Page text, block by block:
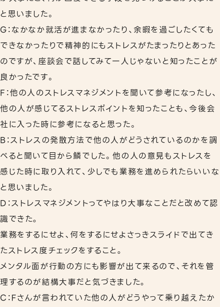
と思いました。
G：なかなか就活が進まなかったり、余暇を過ごしたくても
できなかったりで精神的にもストレスがたまったりとあった
のですが、座談会で話してみて一人じゃないと知ったことが
良かったです。
F：他の人のストレスマネジメントを聞いて参考になったし、
他の人が感じてるストレスポイントを知ったことも、今後会
社に入った時に参考になると思った。
B：ストレスの発散方法で他の人がどうされているのかを調
べると聞いて目から鱗でした。他の人の意見もストレスを
感じた時に取り入れて、少しでも業務を進められたらいいな
と思いました。
D：ストレスマネジメントってやはり大事なことだと改めて認
識できた。
業務をするにせよ、何をするにせよさっきスライドで出てき
たストレス度チェックをすること。
メンタル面が行動の方にも影響が出て来るので、それを管
理するのが結構大事だと気づきました。
C：Fさんが言われていた他の人がどうやって乗り越えたか